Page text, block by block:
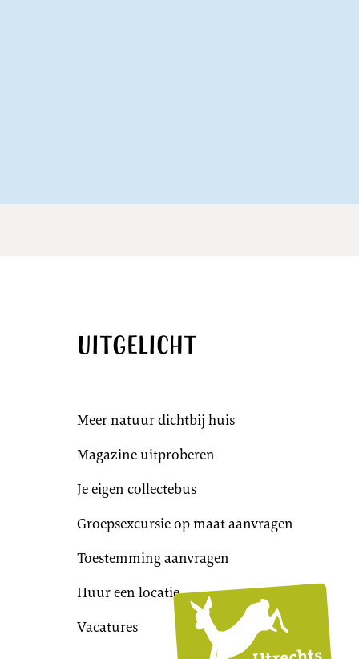
Uitgelicht
Meer natuur dichtbij huis
Magazine uitproberen
Je eigen collectebus
Groepsexcursie op maat aanvragen
Toestemming aanvragen
Huur een locatie
Vacatures